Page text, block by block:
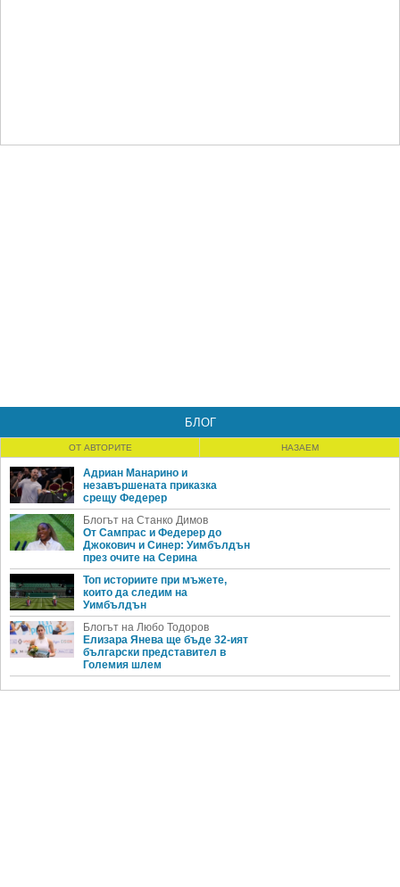
БЛОГ
ОТ АВТОРИТЕ НАЗАЕМ
Адриан Манарино и
незавършената приказка
срещу Федерер
Блогът на Станко Димов
От Сампрас и Федерер до
Джокович и Синер: Уимбълдън
през очите на Серина
Топ историите при мъжете,
които да следим на
Уимбълдън
Блогът на Любо Тодоров
Елизара Янева ще бъде 32-ият
български представител в
Големия шлем